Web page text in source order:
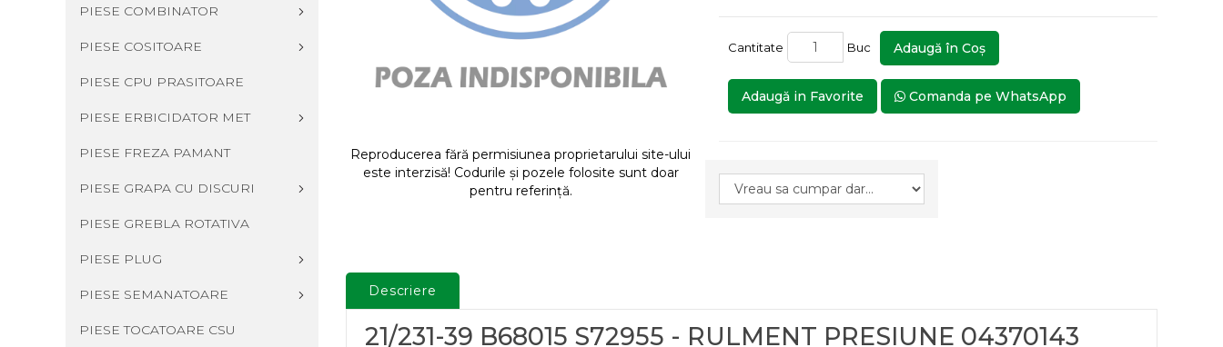
PIESE COMBINATOR
PIESE COSITOARE
PIESE CPU PRASITOARE
PIESE ERBICIDATOR MET
PIESE FREZA PAMANT
PIESE GRAPA CU DISCURI
PIESE GREBLA ROTATIVA
PIESE PLUG
PIESE SEMANATOARE
PIESE TOCATOARE CSU
Reproducerea fără permisiunea proprietarului site-ului
este interzisă! Codurile și pozele folosite sunt doar
pentru referință.
Cantitate Buc Adaugă în Coş
Adaugă in Favorite Comanda pe WhatsApp
Descriere
21/231-39 B68015 S72955 - RULMENT PRESIUNE 04370143